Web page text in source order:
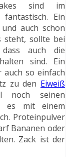
sind im
Ein
auch schon
steht, sollte bei
auch die
sind. Ein
so einfach
zu den Eiweiß
noch seinen
es mit einem
Proteinpulver
Bananen oder
Zack ist der